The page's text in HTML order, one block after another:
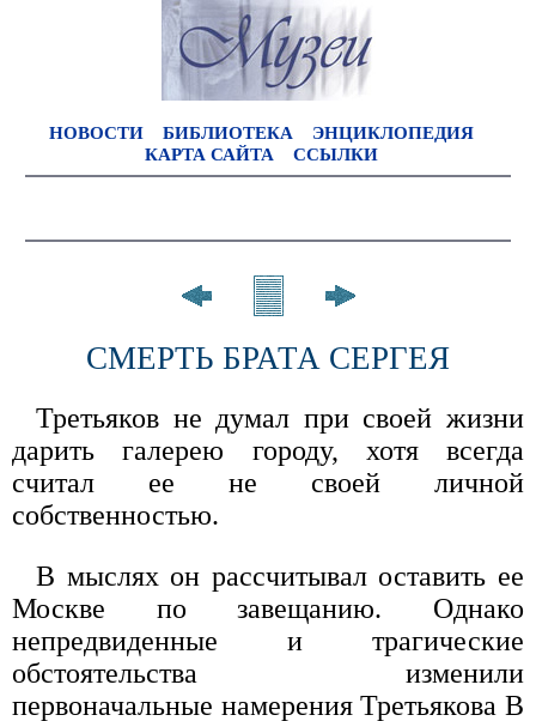
НОВОСТИ БИБЛИОТЕКА
ЭНЦИКЛОПЕДИЯ
КАРТА САЙТА
ССЫЛКИ
СМЕРТЬ БРАТА СЕРГЕЯ
Третьяков не думал при своей жизни
дарить галерею городу, хотя всегда
считал ее не своей личной
собственностью.
В мыслях он рассчитывал оставить ее
Москве по завещанию. Однако
непредвиденные и трагические
обстоятельства изменили
первоначальные намерения Третьякова В